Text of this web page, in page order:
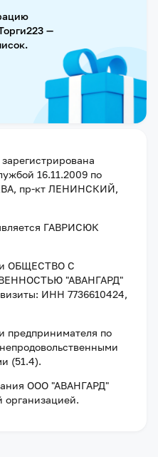
—
зарегистрирована
16.11.2009 по
пр-кт ЛЕНИНСКИЙ,
ГАВРИСЮК
ОБЩЕСТВО С
"АВАНГАРД"
ИНН 7736610424,
предпринимателя по
(51.4).
ООО "АВАНГАРД"
организацией.